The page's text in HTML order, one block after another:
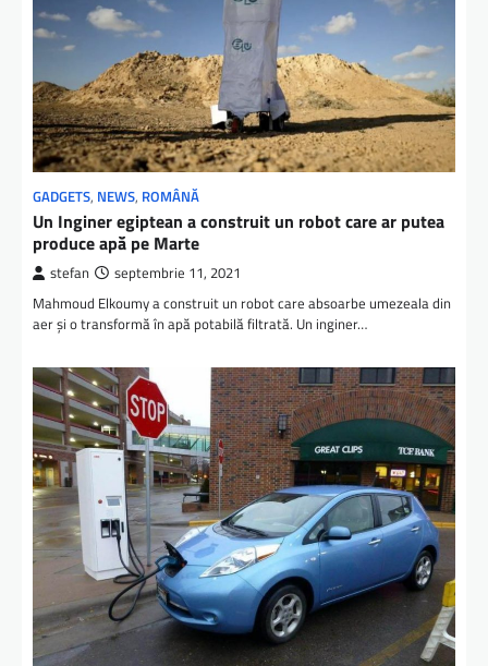
GADGETS, NEWS, ROMÂNĂ
Un Inginer egiptean a construit un robot care ar putea
produce apă pe Marte
stefan septembrie 11, 2021
Mahmoud Elkoumy a construit un robot care absoarbe umezeala din
aer și o transformă în apă potabilă filtrată. Un inginer…